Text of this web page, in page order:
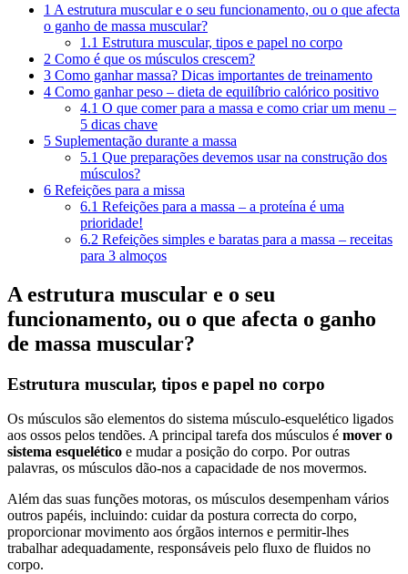
1 A estrutura muscular e o seu funcionamento, ou o que afecta
o ganho de massa muscular?
1.1 Estrutura muscular, tipos e papel no corpo
2 Como é que os músculos crescem?
3 Como ganhar massa? Dicas importantes de treinamento
4 Como ganhar peso – dieta de equilíbrio calórico positivo
4.1 O que comer para a massa e como criar um menu –
5 dicas chave
5 Suplementação durante a massa
5.1 Que preparações devemos usar na construção dos
músculos?
6 Refeições para a missa
6.1 Refeições para a massa – a proteína é uma
prioridade!
6.2 Refeições simples e baratas para a massa – receitas
para 3 almoços
A estrutura muscular e o seu
funcionamento, ou o que afecta o ganho
de massa muscular?
Estrutura muscular, tipos e papel no corpo
Os músculos são elementos do sistema músculo-esquelético ligados
aos ossos pelos tendões. A principal tarefa dos músculos é mover o
sistema esquelético e mudar a posição do corpo. Por outras
palavras, os músculos dão-nos a capacidade de nos movermos.
Além das suas funções motoras, os músculos desempenham vários
outros papéis, incluindo: cuidar da postura correcta do corpo,
proporcionar movimento aos órgãos internos e permitir-lhes
trabalhar adequadamente, responsáveis pelo fluxo de fluidos no
corpo.